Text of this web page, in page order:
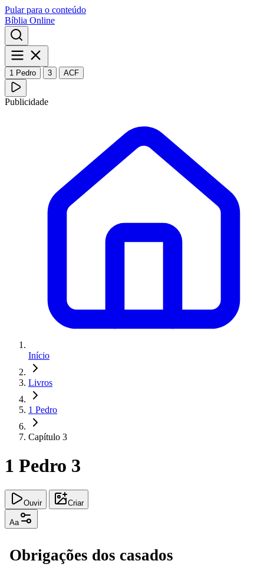
Pular para o conteúdo
Bíblia Online
1 Pedro 3 ACF
Publicidade
Início
Livros
1 Pedro
Capítulo 3
1 Pedro 3
Ouvir Criar
Aa
Obrigações dos casados